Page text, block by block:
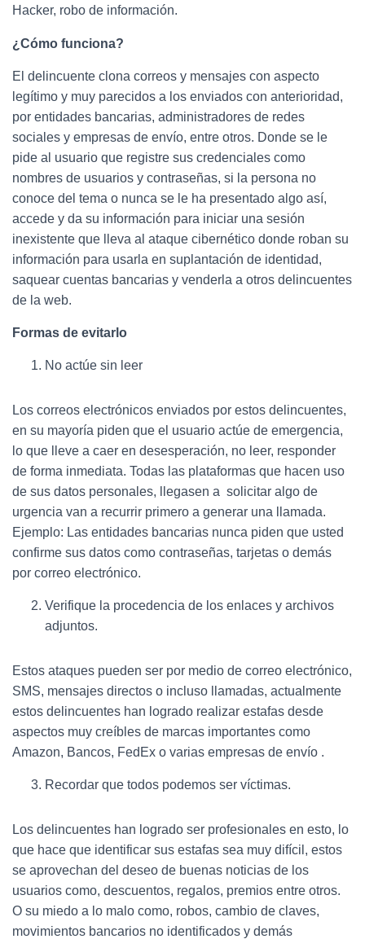
Hacker, robo de información.
¿Cómo funciona?
El delincuente clona correos y mensajes con aspecto
legítimo y muy parecidos a los enviados con anterioridad,
por entidades bancarias, administradores de redes
sociales y empresas de envío, entre otros. Donde se le
pide al usuario que registre sus credenciales como
nombres de usuarios y contraseñas, si la persona no
conoce del tema o nunca se le ha presentado algo así,
accede y da su información para iniciar una sesión
inexistente que lleva al ataque cibernético donde roban su
información para usarla en suplantación de identidad,
saquear cuentas bancarias y venderla a otros delincuentes
de la web.
Formas de evitarlo
No actúe sin leer
Los correos electrónicos enviados por estos delincuentes,
en su mayoría piden que el usuario actúe de emergencia,
lo que lleve a caer en desesperación, no leer, responder
de forma inmediata. Todas las plataformas que hacen uso
de sus datos personales, llegasen a solicitar algo de
urgencia van a recurrir primero a generar una llamada.
Ejemplo: Las entidades bancarias nunca piden que usted
confirme sus datos como contraseñas, tarjetas o demás
por correo electrónico.
Verifique la procedencia de los enlaces y archivos
adjuntos.
Estos ataques pueden ser por medio de correo electrónico,
SMS, mensajes directos o incluso llamadas, actualmente
estos delincuentes han logrado realizar estafas desde
aspectos muy creíbles de marcas importantes como
Amazon, Bancos, FedEx o varias empresas de envío .
Recordar que todos podemos ser víctimas.
Los delincuentes han logrado ser profesionales en esto, lo
que hace que identificar sus estafas sea muy difícil, estos
se aprovechan del deseo de buenas noticias de los
usuarios como, descuentos, regalos, premios entre otros.
O su miedo a lo malo como, robos, cambio de claves,
movimientos bancarios no identificados y demás